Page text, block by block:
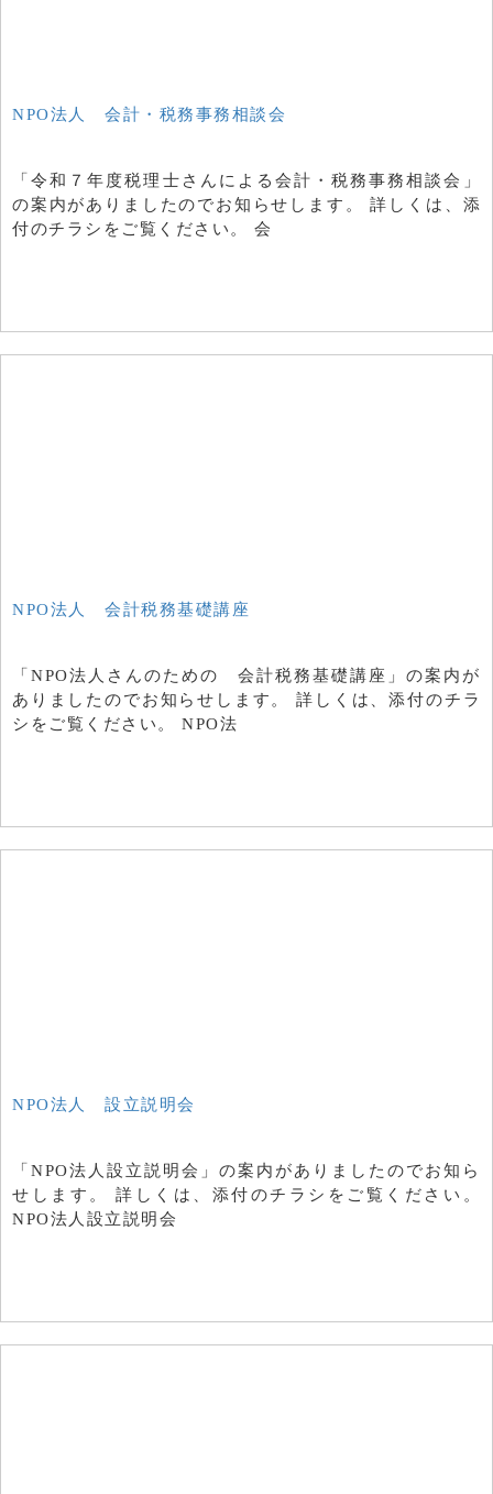
NPO法人 会計・税務事務相談会
「令和７年度税理士さんによる会計・税務事務相談会」
の案内がありましたのでお知らせします。 詳しくは、添
付のチラシをご覧ください。 会
NPO法人 会計税務基礎講座
「NPO法人さんのための 会計税務基礎講座」の案内が
ありましたのでお知らせします。 詳しくは、添付のチラ
シをご覧ください。 NPO法
NPO法人 設立説明会
「NPO法人設立説明会」の案内がありましたのでお知ら
せします。 詳しくは、添付のチラシをご覧ください。
NPO法人設立説明会